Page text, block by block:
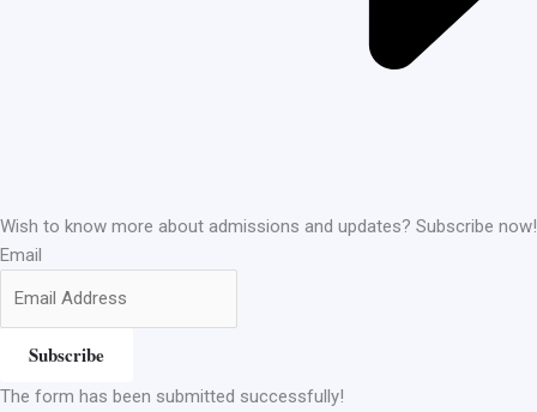
Wish to know more about admissions and updates? Subscribe now!
Email
Subscribe
The form has been submitted successfully!